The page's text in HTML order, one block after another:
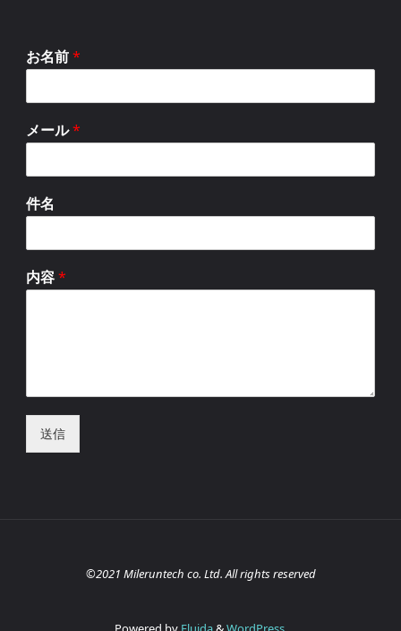
お名前*
メール*
件名
内容*
送信
©2021 Mileruntech co. Ltd. All rights reserved